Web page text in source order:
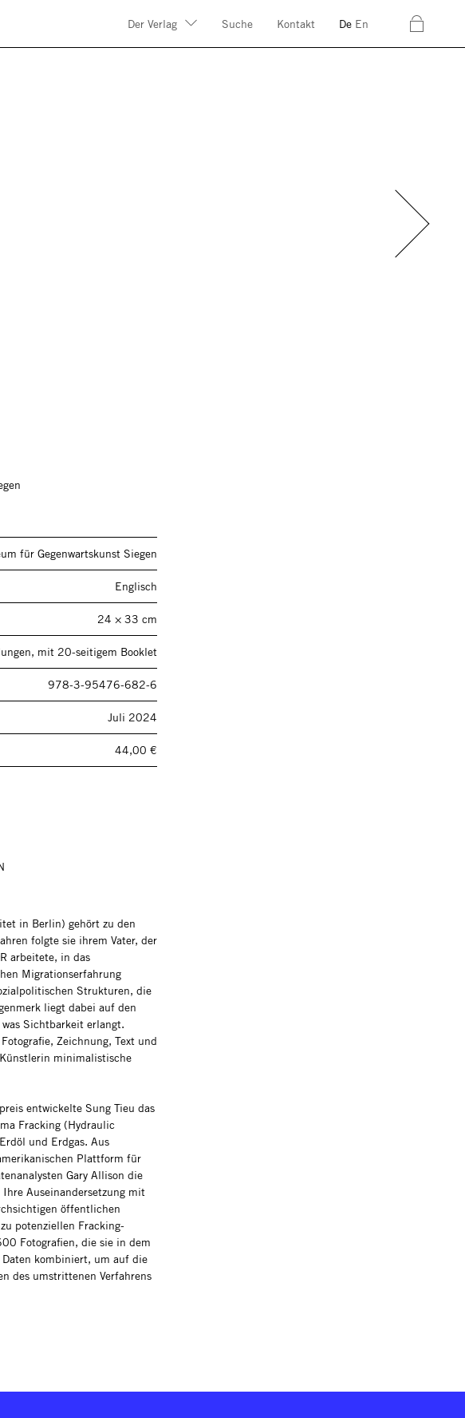
Der Verlag Suche Kontakt De En c
für Gegenwartskunst Siegen
Englisch
24 × 33 cm
mit 20-seitigem Booklet
978-3-95476-682-6
Juli 2024
44,00 €
in Berlin) gehört zu den
folgte sie ihrem Vater, der
arbeitete, in das
Migrationserfahrung
Strukturen, die
liegt dabei auf den
Sichtbarkeit erlangt.
Zeichnung, Text und
minimalistische
entwickelte Sung Tieu das
Fracking (Hydraulic
und Erdgas. Aus
Plattform für
Gary Allison die
Auseinandersetzung mit
öffentlichen
potenziellen Fracking-
Fotografien, die sie in dem
kombiniert, um auf die
des umstrittenen Verfahrens